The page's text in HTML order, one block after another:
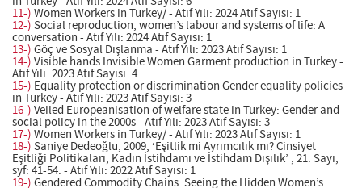
11-) Women Workers in Turkey/ - Atıf Yılı: 2024 Atıf Sayısı: 1
12-) Social reproduction, women’s labour and systems of life: A
conversation - Atıf Yılı: 2024 Atıf Sayısı: 1
13-) Göç ve Sosyal Dışlanma - Atıf Yılı: 2023 Atıf Sayısı: 1
14-) Visible hands Invisible Women Garment production in Turkey -
Atıf Yılı: 2023 Atıf Sayısı: 4
15-) Equality protection or discrimination Gender equality policies
in Turkey - Atıf Yılı: 2023 Atıf Sayısı: 3
16-) Veiled Europeanisation of welfare state in Turkey: Gender and
social policy in the 2000s - Atıf Yılı: 2023 Atıf Sayısı: 3
17-) Women Workers in Turkey/ - Atıf Yılı: 2023 Atıf Sayısı: 1
18-) Saniye Dedeoğlu, 2009, ‘Eşitlik mi Ayrımcılık mı? Cinsiyet
Eşitliği Politikaları, Kadın İstihdamı ve İstihdam Dışılık’ , 21. Sayı,
syf: 41-54. - Atıf Yılı: 2022 Atıf Sayısı: 1
19-) Gendered Commodity Chains: Seeing the Hidden Women’s